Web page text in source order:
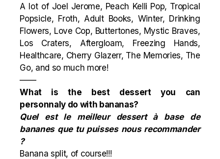
A lot of Joel Jerome, Peach Kelli Pop, Tropical
Popsicle, Froth, Adult Books, Winter, Drinking
Flowers, Love Cop, Buttertones, Mystic Braves,
Los Craters, Aftergloam, Freezing Hands,
Healthcare, Cherry Glazerr, The Memories, The
Go, and so much more!
——
What is the best dessert you can
personnaly do with bananas?
Quel est le meilleur dessert à base de
bananes que tu puisses nous recommander
?
Banana split, of course!!!